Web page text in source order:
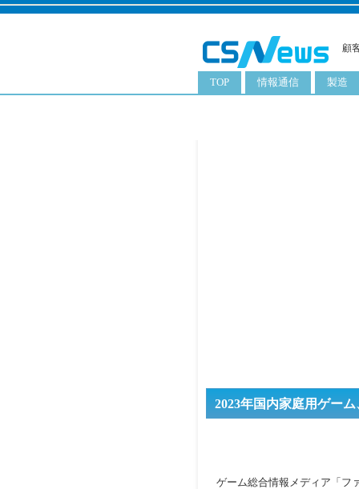
顧
TOP 情報通信 製造
2023年国内家庭用ゲー
ゲーム総合情報メディア「フ